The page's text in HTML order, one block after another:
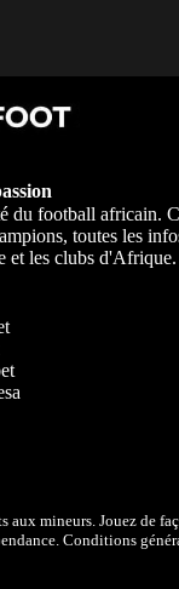
du football africain.
toutes les
et les clubs d'Afrique.
aux mineurs. Jouez de
Conditions